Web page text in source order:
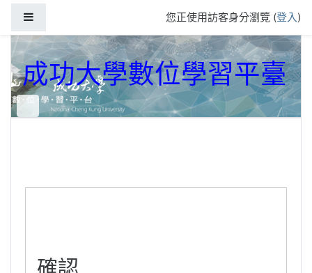
您正使用訪客身分瀏覽 (登入)
成功大學數位學習平臺
確認